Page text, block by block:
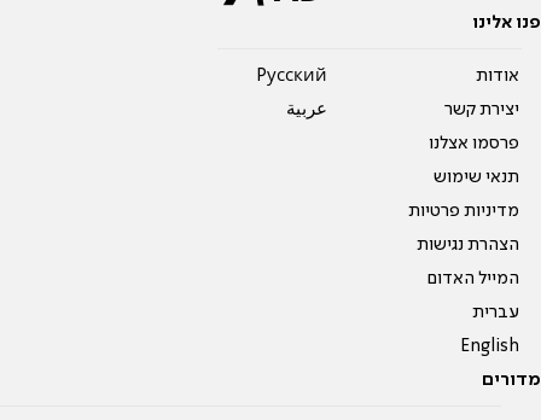
פנו אלינו
אודות
יצירת קשר
פרסמו אצלנו
תנאי שימוש
מדיניות פרטיות
הצהרת נגישות
המייל האדום
עברית
English
Pусский
عربية
מדורים